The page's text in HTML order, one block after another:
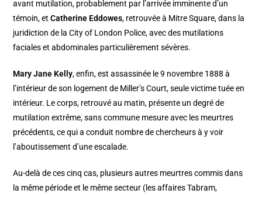
avant mutilation, probablement par l’arrivée imminente d’un
témoin, etCatherine Eddowes, retrouvée à Mitre Square, dans la
juridiction de la City of London Police, avec des mutilations
faciales et abdominales particulièrement sévères.
Mary Jane Kelly, enfin, est assassinée le 9 novembre 1888 à
l’intérieur de son logement de Miller’s Court, seule victime tuée en
intérieur. Le corps, retrouvé au matin, présente un degré de
mutilation extrême, sans commune mesure avec les meurtres
précédents, ce qui a conduit nombre de chercheurs à y voir
l’aboutissement d’une escalade.
Au-delà de ces cinq cas, plusieurs autres meurtres commis dans
la même période et le même secteur (les affaires Tabram,